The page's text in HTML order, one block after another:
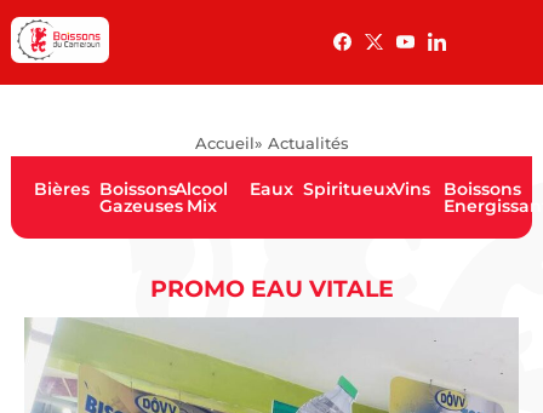
Accueil» Actualités
Bières Boissons
Gazeuses
Alcool
Mix
Eaux SpiritueuxVins Boissons
PROMO EAU VITALE